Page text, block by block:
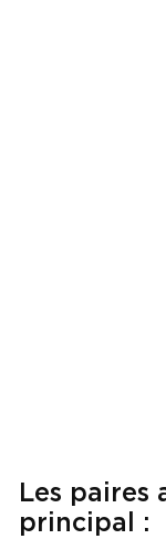
Les paires
principal :